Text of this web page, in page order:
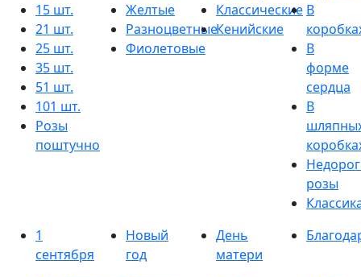
15 шт.
21 шт.
25 шт.
35 шт.
51 шт.
101 шт.
Розы
поштучно
Желтые
Разноцветные
Фиолетовые
Классические
Кенийские
В
В
форме
сердца
В
розы
1
сентября
Новый
год
День
матери